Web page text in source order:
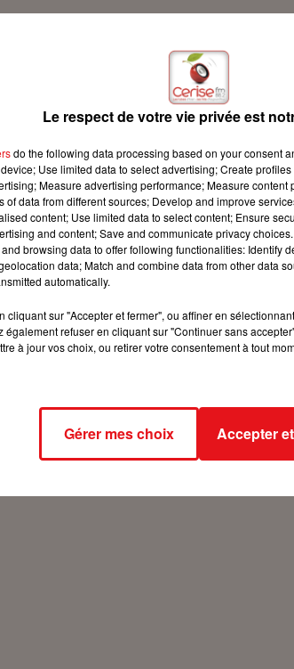
Le respect de votre vie privée est
do the following data processing based on your consent
Use limited data to select advertising; Create
Measure advertising performance; Measure
of data from different sources; Develop and improve
content; Use limited data to select content; Ensure
and content; Save and communicate privacy
browsing data to offer following functionalities: Identify
data; Match and combine data from other data
automatically.
cliquant sur "Accepter et fermer", ou affiner en
également refuser en cliquant sur "Continuer sans
à jour vos choix, ou retirer votre consentement à tout
Gérer mes choix Accepter